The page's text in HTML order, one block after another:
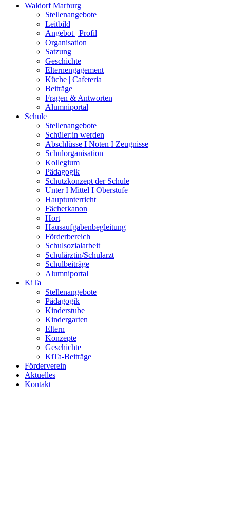
Waldorf Marburg
Stellenangebote
Leitbild
Angebot | Profil
Organisation
Satzung
Geschichte
Elternengagement
Küche | Cafeteria
Beiträge
Fragen & Antworten
Alumniportal
Schule
Stellenangebote
Schüler:in werden
Abschlüsse I Noten I Zeugnisse
Schulorganisation
Kollegium
Pädagogik
Schutzkonzept der Schule
Unter I Mittel I Oberstufe
Hauptunterricht
Fächerkanon
Hort
Hausaufgabenbegleitung
Förderbereich
Schulsozialarbeit
Schulärztin/Schularzt
Schulbeiträge
Alumniportal
KiTa
Stellenangebote
Pädagogik
Kinderstube
Kindergarten
Eltern
Konzepte
Geschichte
KiTa-Beiträge
Förderverein
Aktuelles
Kontakt